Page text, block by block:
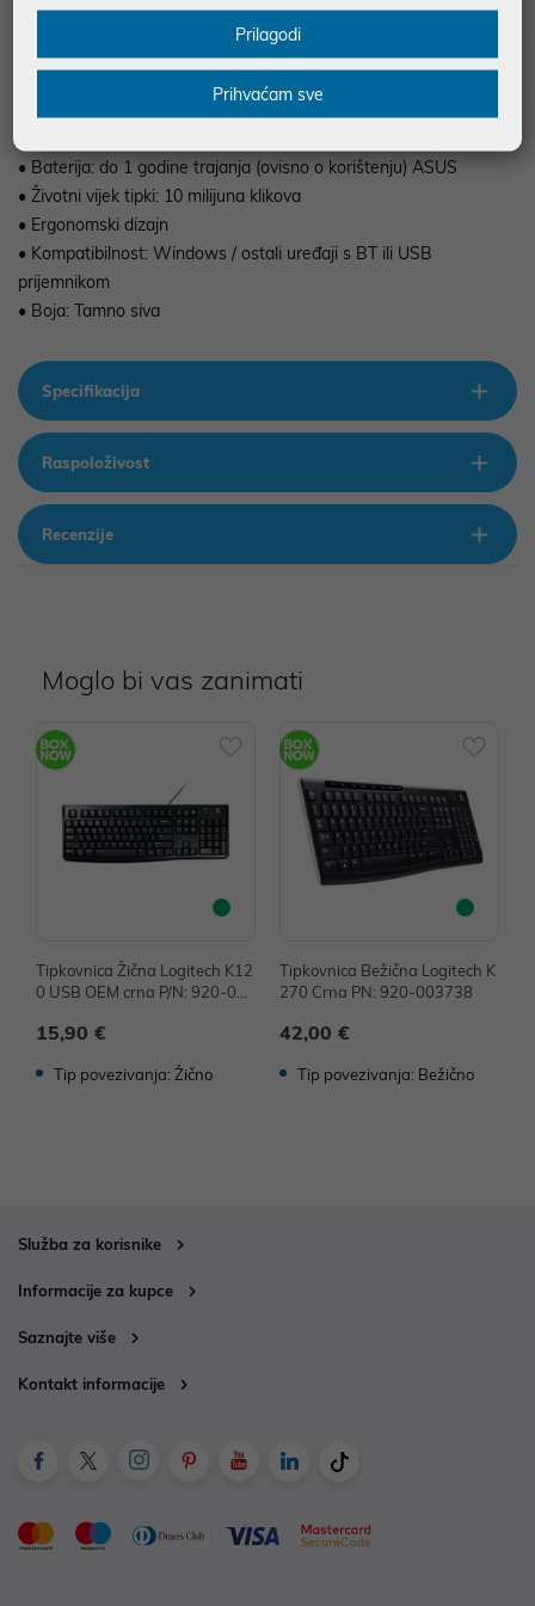
• Povezivost: 2.4GHz RF + Bluetooth
• Tip senzora: Optički
• DPI postavke: 800 / 1000 / 1600
• Baterija: do 1 godine trajanja (ovisno o korištenju) ASUS
• Životni vijek tipki: 10 milijuna klikova
• Ergonomski dizajn
• Kompatibilnost: Windows / ostali uređaji s BT ili USB
prijemnikom
• Boja: Tamno siva
Specifikacija
Raspoloživost
Recenzije
Moglo bi vas zanimati
Tipkovnica Žična Logitech K12
0 USB OEM crna P/N: 920-002
15,90 €
Tip povezivanja: Žično
Tipkovnica Bežična Logitech K
270 Crna PN: 920-003738
42,00 €
Tip povezivanja: Bežično
Služba za korisnike
Informacije za kupce
Saznajte više
Kontakt informacije
Prilagodi
Prihvaćam sve